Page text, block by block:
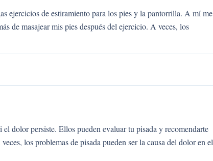
ejercicios de estiramiento para los pies y la pantorrilla. A mí me
de masajear mis pies después del ejercicio. A veces, los
dolor persiste. Ellos pueden evaluar tu pisada y recomendarte
los problemas de pisada pueden ser la causa del dolor en el